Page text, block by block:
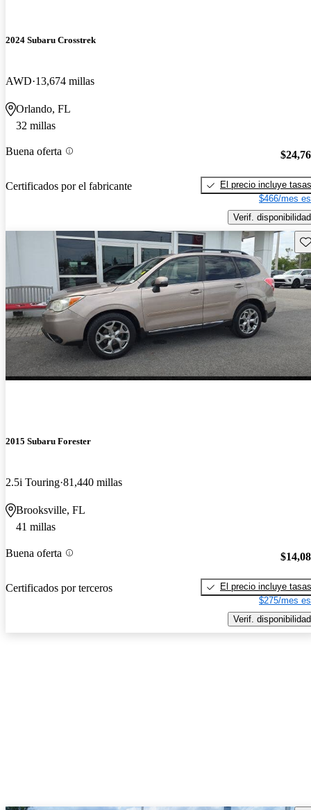
2024 Subaru Crosstrek
AWD 13,674 millas
Orlando, FL
32 millas
Buena oferta
Certificados por el fabricante
El precio incluye tasas
$466/mes
Verif. disponibilidad
2015 Subaru Forester
2.5i Touring 81,440 millas
Brooksville, FL
41 millas
Buena oferta
Certificados por terceros
El precio incluye tasas
$275/mes
Verif. disponibilidad